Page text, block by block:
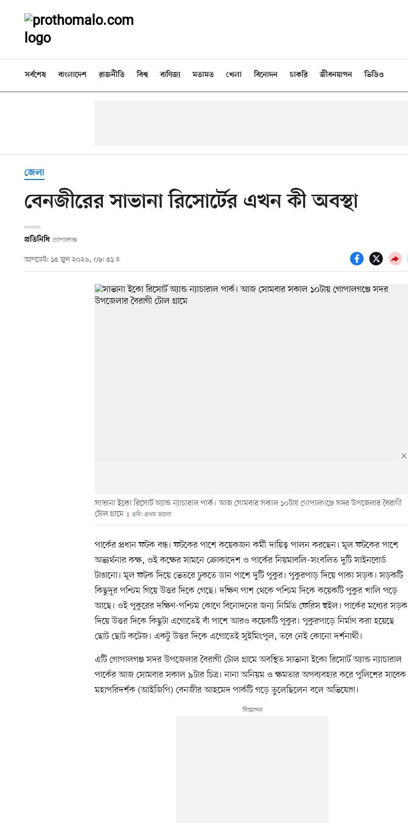
সর্বশেষ বাংলাদেশ রাজনীতি বিশ্ব বাণিজ্য মতামত খেলা বিনোদন চাকরি জীবনযাপন ভিডিও
জেলা
বেনজীরের সাভানা রিসোর্টের এখন কী অবস্থা
প্রতিনিধি গোপালগঞ্জ
আপডেট: ১৫ জুন ২০২৬, ০৮: ৫১
সাভানা ইকো রিসোর্ট অ্যান্ড ন্যাচারাল পার্ক। আজ সোমবার সকাল ১০টায় গোপালগঞ্জে সদর উপজেলার বৈরাগী
টোল গ্রামে
ছবি: প্রথম আলো
পার্কের প্রধান ফটক বন্ধ। ফটকের পাশে কয়েকজন কর্মী দায়িত্ব পালন করছেন। মূল ফটকের পাশে
অভ্যর্থনার কক্ষ, ওই কক্ষের সামনে ক্রোকাদেশ ও পার্কের নিয়মাবলি–সংবলিত দুটি সাইনবোর্ড
টাঙানো। মূল ফটক দিয়ে ভেতরে ঢুকতে ডান পাশে দুটি পুকুর। পুকুরপাড় দিয়ে পাকা সড়ক। সড়কটি
কিছুদূর পশ্চিম গিয়ে উত্তর দিকে গেছে। দক্ষিণ পাশ থেকে পশ্চিম দিকে কয়েকটি পুকুর খালি পড়ে
আছে। ওই পুকুরের দক্ষিণ-পশ্চিম কোণে বিনোদনের জন্য নির্মিত ফেরিস হুইল। পার্কের মধ্যের সড়ক
দিয়ে উত্তর দিকে কিছুটা এগোতেই বাঁ পাশে আরও কয়েকটি পুকুর। পুকুরপাড়ে নির্মাণ করা হয়েছে
ছোট ছোট কটেজ। একটু উত্তর দিকে এগোতেই সুইমিংপুল, তবে নেই কোনো দর্শনার্থী।
এটি গোপালগঞ্জ সদর উপজেলার বৈরাগী টোল গ্রামে অবস্থিত সাভানা ইকো রিসোর্ট অ্যান্ড ন্যাচারাল
পার্কের আজ সোমবার সকাল ৯টার চিত্র। নানা অনিয়ম ও ক্ষমতার অপব্যবহার করে পুলিশের সাবেক
মহাপরিদর্শক (আইজিপি) বেনজীর আহমেদ পার্কটি গড়ে তুলেছিলেন বলে অভিযোগ।